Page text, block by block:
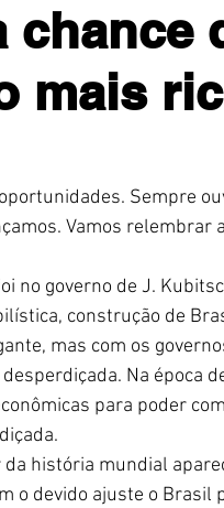
chance
mais
Sempre
Vamos relembrar
governo de J.
construção de
mas com os
Na época
para poder
história mundial
o devido ajuste o Brasil